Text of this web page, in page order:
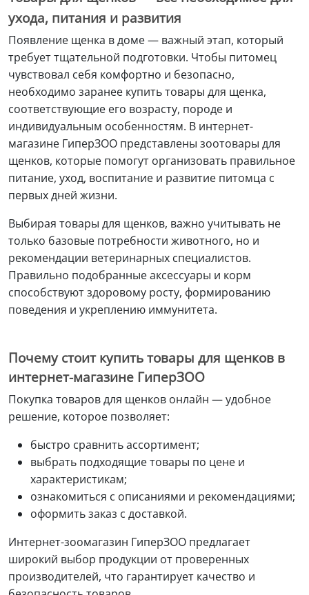
ухода, питания и развития
Появление щенка в доме — важный этап, который
требует тщательной подготовки. Чтобы питомец
чувствовал себя комфортно и безопасно,
необходимо заранее купить товары для щенка,
соответствующие его возрасту, породе и
индивидуальным особенностям. В интернет-
магазине ГиперЗОО представлены зоотовары для
щенков, которые помогут организовать правильное
питание, уход, воспитание и развитие питомца с
первых дней жизни.
Выбирая товары для щенков, важно учитывать не
только базовые потребности животного, но и
рекомендации ветеринарных специалистов.
Правильно подобранные аксессуары и корм
способствуют здоровому росту, формированию
поведения и укреплению иммунитета.
Почему стоит купить товары для щенков в
интернет-магазине ГиперЗОО
Покупка товаров для щенков онлайн — удобное
решение, которое позволяет:
быстро сравнить ассортимент;
выбрать подходящие товары по цене и
характеристикам;
ознакомиться с описаниями и рекомендациями;
оформить заказ с доставкой.
Интернет-зоомагазин ГиперЗОО предлагает
широкий выбор продукции от проверенных
производителей, что гарантирует качество и